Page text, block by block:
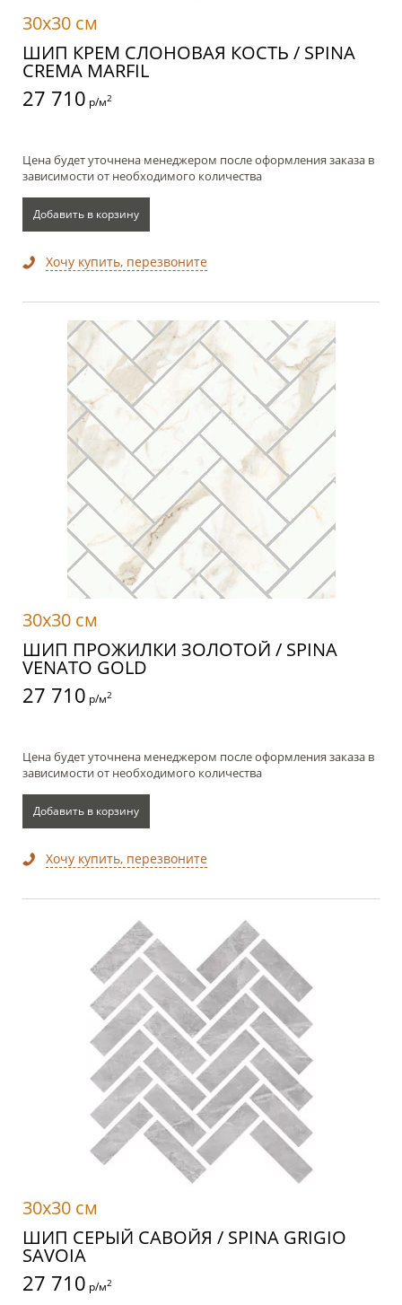
30x30 см
ШИП КРЕМ СЛОНОВАЯ КОСТЬ / SPINA
CREMA MARFIL
27 710 р/м2
Цена будет уточнена менеджером после оформления заказа в
зависимости от необходимого количества
Добавить в корзину
Хочу купить, перезвоните
30x30 см
ШИП ПРОЖИЛКИ ЗОЛОТОЙ / SPINA
VENATO GOLD
27 710 р/м2
Цена будет уточнена менеджером после оформления заказа в
зависимости от необходимого количества
Добавить в корзину
Хочу купить, перезвоните
30x30 см
ШИП СЕРЫЙ САВОЙЯ / SPINA GRIGIO
SAVOIA
27 710 р/м2